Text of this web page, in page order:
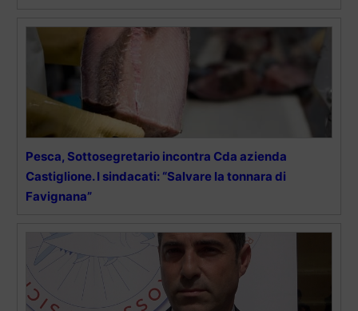
Pesca, Sottosegretario incontra Cda azienda
Castiglione. I sindacati: “Salvare la tonnara di
Favignana”